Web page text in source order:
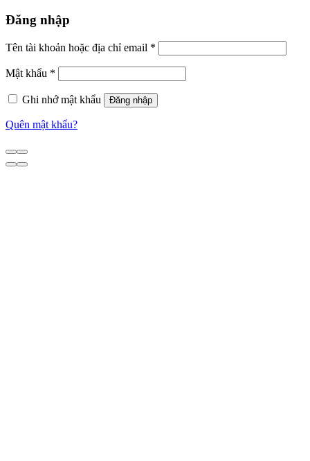
Đăng nhập
Tên tài khoản hoặc địa chỉ email *
Mật khẩu *
Ghi nhớ mật khẩu Đăng nhập
Quên mật khẩu?